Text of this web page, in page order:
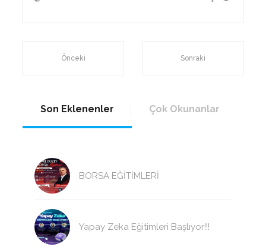
Önceki Sonraki
Son Eklenenler Çok Okunanlar
BORSA EĞİTİMLERİ
Yapay Zeka Eğitimleri Başlıyor!!!